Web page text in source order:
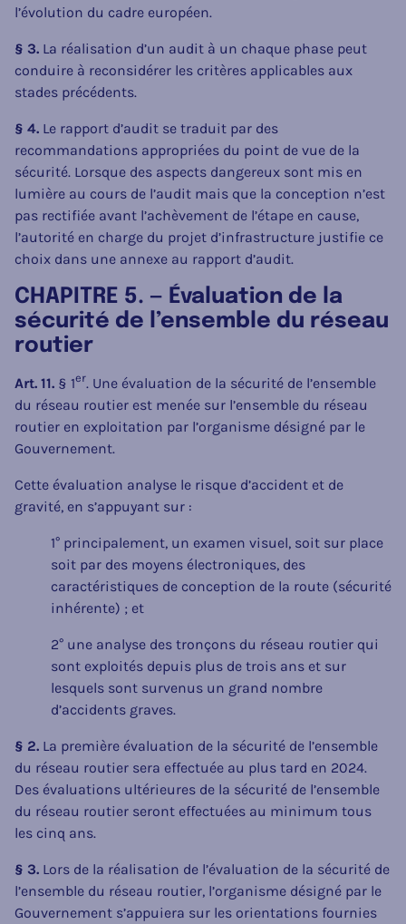
l’évolution du cadre européen.
§ 3. La réalisation d’un audit à un chaque phase peut
conduire à reconsidérer les critères applicables aux
stades précédents.
§ 4. Le rapport d’audit se traduit par des
recommandations appropriées du point de vue de la
sécurité. Lorsque des aspects dangereux sont mis en
lumière au cours de l’audit mais que la conception n’est
pas rectifiée avant l’achèvement de l’étape en cause,
l’autorité en charge du projet d’infrastructure justifie ce
choix dans une annexe au rapport d’audit.
CHAPITRE 5. — Évaluation de la
sécurité de l’ensemble du réseau
routier
Art. 11. § 1er. Une évaluation de la sécurité de l’ensemble
du réseau routier est menée sur l’ensemble du réseau
routier en exploitation par l’organisme désigné par le
Gouvernement.
Cette évaluation analyse le risque d’accident et de
gravité, en s’appuyant sur :
1° principalement, un examen visuel, soit sur place
soit par des moyens électroniques, des
caractéristiques de conception de la route (sécurité
inhérente) ; et
2° une analyse des tronçons du réseau routier qui
sont exploités depuis plus de trois ans et sur
lesquels sont survenus un grand nombre
d’accidents graves.
§ 2. La première évaluation de la sécurité de l’ensemble
du réseau routier sera effectuée au plus tard en 2024.
Des évaluations ultérieures de la sécurité de l’ensemble
du réseau routier seront effectuées au minimum tous
les cinq ans.
§ 3. Lors de la réalisation de l’évaluation de la sécurité de
l’ensemble du réseau routier, l’organisme désigné par le
Gouvernement s’appuiera sur les orientations fournies